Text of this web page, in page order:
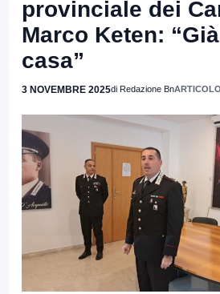
provinciale dei
Marco Keten:
casa”
3 NOVEMBRE 2025di Redazione Bn